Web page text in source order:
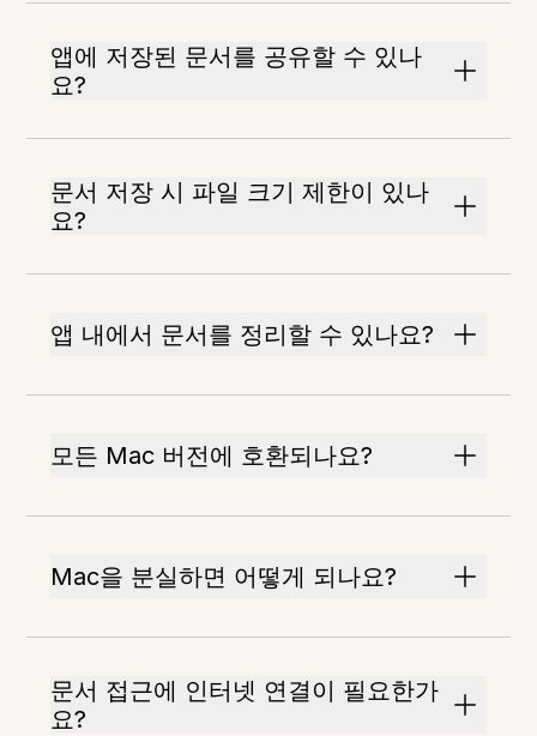
앱에 저장된 문서를 공유할 수 있나
요?
문서 저장 시 파일 크기 제한이 있나
요?
앱 내에서 문서를 정리할 수 있나요?
모든 Mac 버전에 호환되나요?
Mac을 분실하면 어떻게 되나요?
문서 접근에 인터넷 연결이 필요한가
요?